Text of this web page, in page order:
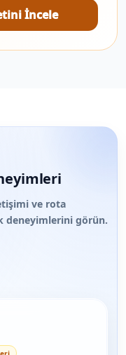
İncele
ve rota
deneyimlerini görün.